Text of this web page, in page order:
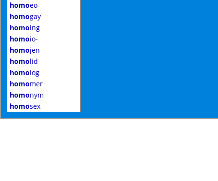
homoeo-
homogay
homoing
homoio-
homojen
homolid
homolog
homomer
homonym
homosex